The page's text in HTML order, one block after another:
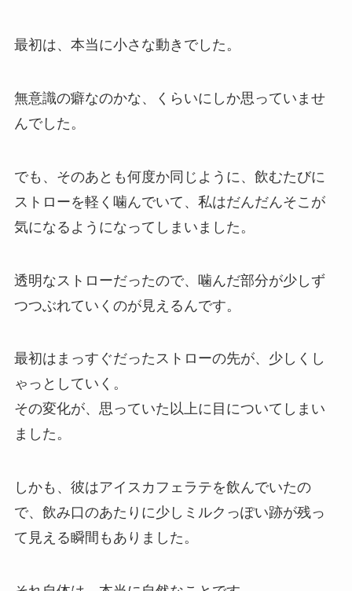
最初は、本当に小さな動きでした。
無意識の癖なのかな、くらいにしか思っていませ
んでした。
でも、そのあとも何度か同じように、飲むたびに
ストローを軽く噛んでいて、私はだんだんそこが
気になるようになってしまいました。
透明なストローだったので、噛んだ部分が少しず
つつぶれていくのが見えるんです。
最初はまっすぐだったストローの先が、少しくし
ゃっとしていく。
その変化が、思っていた以上に目についてしまい
ました。
しかも、彼はアイスカフェラテを飲んでいたの
で、飲み口のあたりに少しミルクっぽい跡が残っ
て見える瞬間もありました。